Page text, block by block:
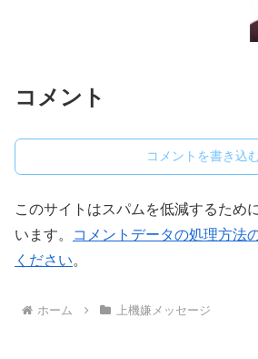
コメント
コメントを書き込
このサイトはスパムを低減するため
います。
コメントデータの処理方法
ください。
ホーム 上機嫌メッセージ